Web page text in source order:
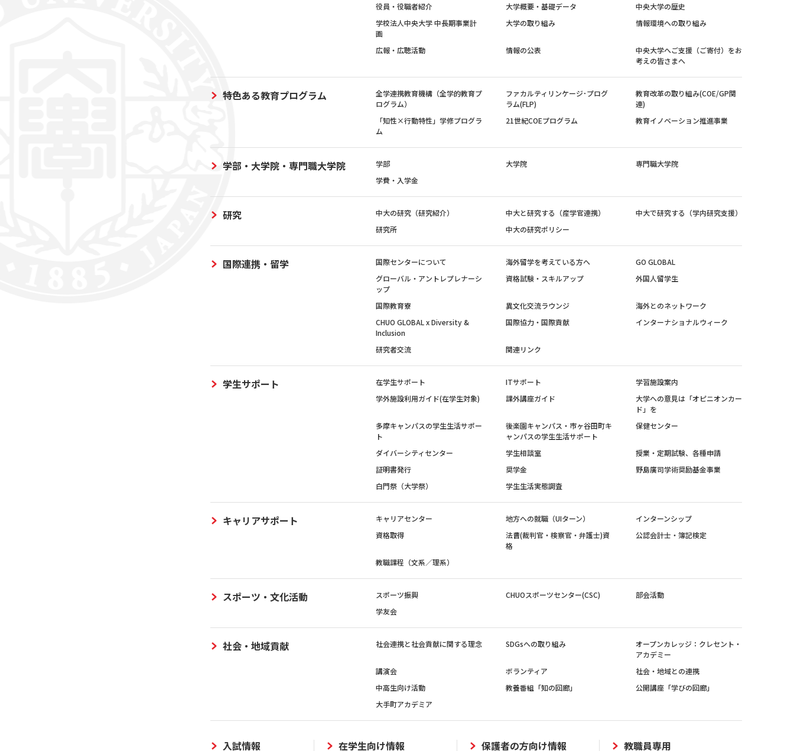
役員・役職者紹介
大学概要・基礎データ
中央大学の歴史
学校法人中央大学 中長期事業計
画
大学の取り組み 情報環境への取り組み
広報・広聴活動 情報の公表
中央大学へご支援（ご寄付）をお
考えの皆さまへ
特色ある教育プログラム
全学連携教育機構（全学的教育プ
ログラム）
ファカルティリンケージ･プログ
ラム(FLP)
教育改革の取り組み(COE/GP関
連)
「知性×行動特性」学修プログラ
ム
21世紀COEプログラム 教育イノベーション推進事業
学部・大学院・専門職大学院 学部 大学院
専門職大学院
学費・入学金
研究 中大の研究（研究紹介） 中大と研究する（産学官連携）
中大で研究する（学内研究支援）
研究所
中大の研究ポリシー
国際連携・留学 国際センターについて 海外留学を考えている方へ
GO GLOBAL
グローバル・アントレプレナーシ
ップ
資格試験・スキルアップ 外国人留学生
国際教育寮 異文化交流ラウンジ
海外とのネットワーク
CHUO GLOBAL x Diversity &
Inclusion
国際協力・国際貢献 インターナショナルウィーク
研究者交流 関連リンク
学生サポート 在学生サポート ITサポート
学習施設案内
学外施設利用ガイド(在学生対象)
課外講座ガイド
大学への意見は「オピニオンカー
ド」を
多摩キャンパスの学生生活サポー
ト
後楽園キャンパス・市ヶ谷田町キ
ャンパスの学生生活サポート
保健センター
ダイバーシティセンター 学生相談室
授業・定期試験、各種申請
証明書発行
奨学金
野島廣司学術奨励基金事業
白門祭（大学祭）
学生生活実態調査
キャリアサポート キャリアセンター 地方への就職（UIターン）
インターンシップ
資格取得
法曹(裁判官・検察官・弁護士)資
格
公認会計士・簿記検定
教職課程（文系／理系）
スポーツ・文化活動 スポーツ振興 CHUOスポーツセンター(CSC)
部会活動
学友会
社会・地域貢献 社会連携と社会貢献に関する理念 SDGsへの取り組み
オープンカレッジ：クレセント・
アカデミー
講演会
ボランティア
社会・地域との連携
中高生向け活動
教養番組「知の回廊」
公開講座「学びの回廊」
大手町アカデミア
入試情報 在学生向け情報 保護者の方向け情報 教職員専用